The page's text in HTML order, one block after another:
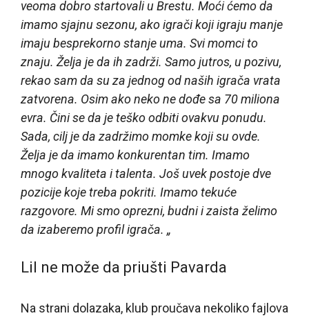
veoma dobro startovali u Brestu. Moći ćemo da
imamo sjajnu sezonu, ako igrači koji igraju manje
imaju besprekorno stanje uma. Svi momci to
znaju. Želja je da ih zadrži. Samo jutros, u pozivu,
rekao sam da su za jednog od naših igrača vrata
zatvorena. Osim ako neko ne dođe sa 70 miliona
evra. Čini se da je teško odbiti ovakvu ponudu.
Sada, cilj je da zadržimo momke koji su ovde.
Želja je da imamo konkurentan tim. Imamo
mnogo kvaliteta i talenta. Još uvek postoje dve
pozicije koje treba pokriti. Imamo tekuće
razgovore. Mi smo oprezni, budni i zaista želimo
da izaberemo profil igrača. „
Lil ne može da priušti Pavarda
Na strani dolazaka, klub proučava nekoliko fajlova